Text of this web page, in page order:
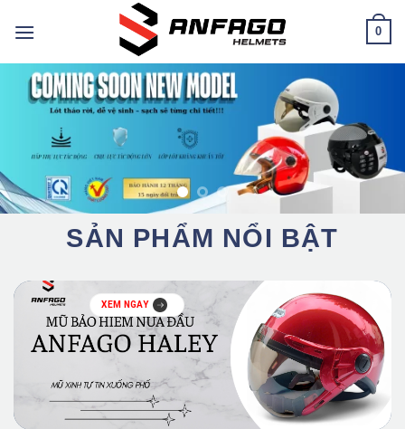
đến
dung
0
SẢN PHẨM NỔI BẬT
XEM NGAY